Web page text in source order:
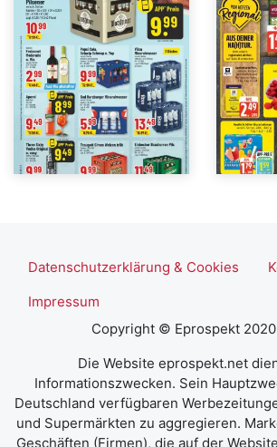
Datenschutzerklärung & Cookies
Impressum
Copyright © Eprospekt
Die Website eprospekt.net
Informationszwecken. Sein
Deutschland verfügbaren
und Supermärkten zu aggregieren.
Geschäften (Firmen), die auf der